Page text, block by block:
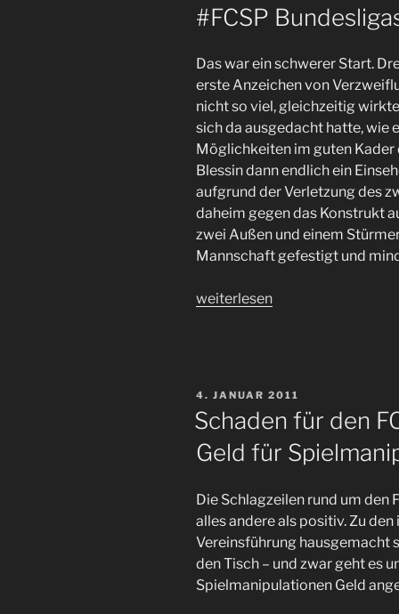
hintereinander
Millerntor
und
bei
den
Dosen“
#FCSP
Das war ein schwerer Start.
erste Anzeichen von
nicht so viel, gleichzeitig
sich da ausgedacht hatte, wie
Möglichkeiten im guten Kader
Blessin dann endlich ein
aufgrund der Verletzung des
daheim gegen das Konstrukt
zwei Außen und einem
Mannschaft gefestigt und
„Angekommen,
Bundesligasieg
seit
Jahren.“
weiterlesen
VERÖFFENTLICHT
AM
4. JANUAR 2011
Schaden für den
Geld für
Die Schlagzeilen rund um den
alles andere als positiv. Zu
Vereinsführung hausgemacht
den Tisch – und zwar geht es
Spielmanipulationen Geld